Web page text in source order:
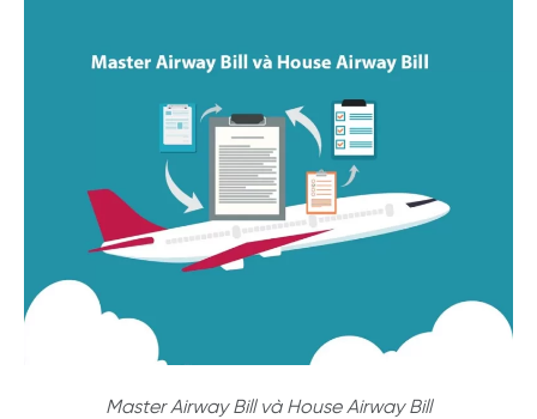
Master Airway Bill và House Airway Bill